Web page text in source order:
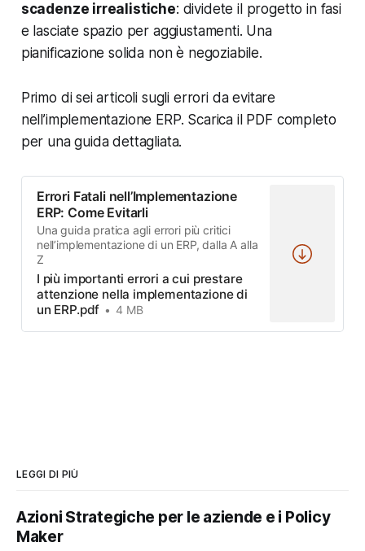
scadenze irrealistiche: dividete il progetto in fasi
e lasciate spazio per aggiustamenti. Una
pianificazione solida non è negoziabile.
Primo di sei articoli sugli errori da evitare
nell’implementazione ERP. Scarica il PDF completo
per una guida dettagliata.
Errori Fatali nell’Implementazione
ERP: Come Evitarli
Una guida pratica agli errori più critici
nell’implementazione di un ERP, dalla A alla
Z
I più importanti errori a cui prestare
attenzione nella implementazione di
un ERP.pdf
4 MB
LEGGI DI PIÙ
Azioni Strategiche per le aziende e i Policy
Maker